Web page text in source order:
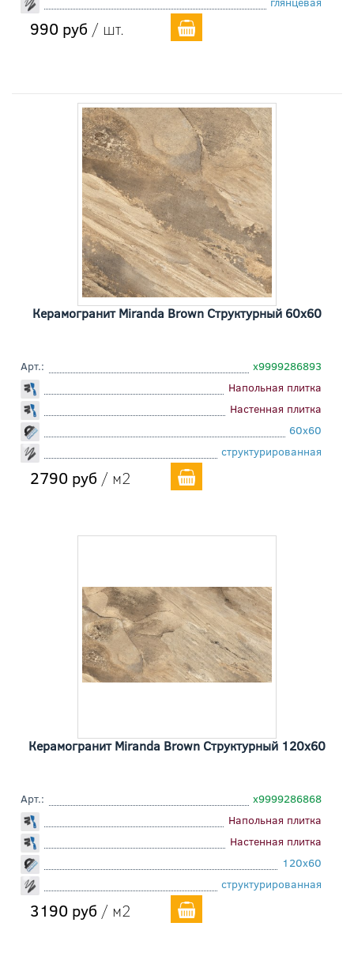
990 руб / шт.
Керамогранит Miranda Brown Cтруктурный 60x60
Арт.:
х9999286893
Напольная плитка
Настенная плитка
60x60
структурированная
2790 руб / м2
Керамогранит Miranda Brown Cтруктурный 120x60
Арт.:
х9999286868
Напольная плитка
Настенная плитка
120x60
структурированная
3190 руб / м2